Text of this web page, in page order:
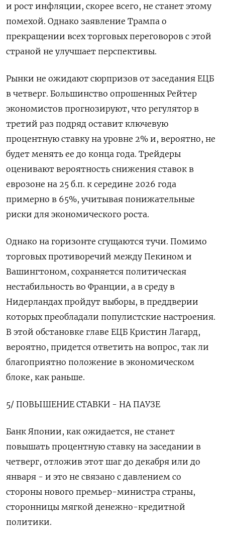
и рост инфляции, скорее всего, не станет этому
помехой. Однако заявление Трампа о
прекращении всех торговых переговоров с этой
страной не улучшает перспективы.
Рынки не ожидают сюрпризов от заседания ЕЦБ
в четверг. Большинство опрошенных Рейтер
экономистов прогнозируют, что регулятор в
третий раз подряд оставит ключевую
процентную ставку на уровне 2% и, вероятно, не
будет менять ее до конца года. Трейдеры
оценивают вероятность снижения ставок в
еврозоне на 25 б.п. к середине 2026 года
примерно в 65%, учитывая понижательные
риски для экономического роста.
Однако на горизонте сгущаются тучи. Помимо
торговых противоречий между Пекином и
Вашингтоном, сохраняется политическая
нестабильность во Франции, а в среду в
Нидерландах пройдут выборы, в преддверии
которых преобладали популистские настроения.
В этой обстановке главе ЕЦБ Кристин Лагард,
вероятно, придется ответить на вопрос, так ли
благоприятно положение в экономическом
блоке, как раньше.
5/ ПОВЫШЕНИЕ СТАВКИ - НА ПАУЗЕ
Банк Японии, как ожидается, не станет
повышать процентную ставку на заседании в
четверг, отложив этот шаг до декабря или до
января - и это не связано с давлением со
стороны нового премьер-министра страны,
сторонницы мягкой денежно-кредитной
политики.